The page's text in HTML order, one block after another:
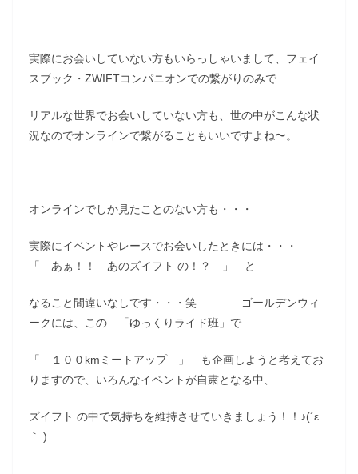
実際にお会いしていない方もいらっしゃいまして、フェイ
スブック・ZWIFTコンパニオンでの繋がりのみで
リアルな世界でお会いしていない方も、世の中がこんな状
況なのでオンラインで繋がることもいいですよね〜。
オンラインでしか見たことのない方も・・・
実際にイベントやレースでお会いしたときには・・・
「 あぁ！！ あのズイフト の！？ 」 と
なること間違いなしです・・・笑 ゴールデンウィ
ークには、この 「ゆっくりライド班」で
「 １００kmミートアップ 」 も企画しようと考えてお
りますので、いろんなイベントが自粛となる中、
ズイフト の中で気持ちを維持させていきましょう！！♪(´ε
｀ )